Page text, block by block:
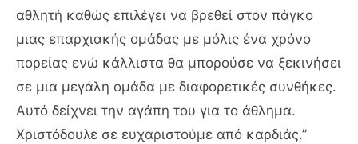
αθλητή καθώς επιλέγει να βρεθεί στον πάγκο
μιας επαρχιακής ομάδας με μόλις ένα χρόνο
πορείας ενώ κάλλιστα θα μπορούσε να ξεκινήσει
σε μια μεγάλη ομάδα με διαφορετικές συνθήκες.
Αυτό δείχνει την αγάπη του για το άθλημα.
Χριστόδουλε σε ευχαριστούμε από καρδιάς.”